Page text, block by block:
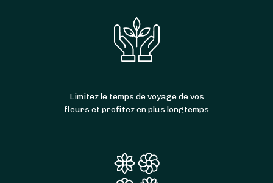
Limitez le temps de voyage de vos
fleurs et profitez en plus longtemps